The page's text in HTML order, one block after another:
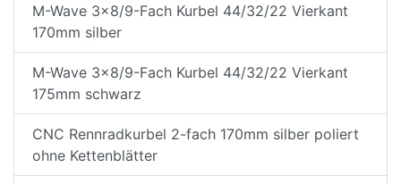
M-Wave 3x8/9-Fach Kurbel 44/32/22 Vierkant
170mm silber
M-Wave 3x8/9-Fach Kurbel 44/32/22 Vierkant
175mm schwarz
CNC Rennradkurbel 2-fach 170mm silber poliert
ohne Kettenblätter